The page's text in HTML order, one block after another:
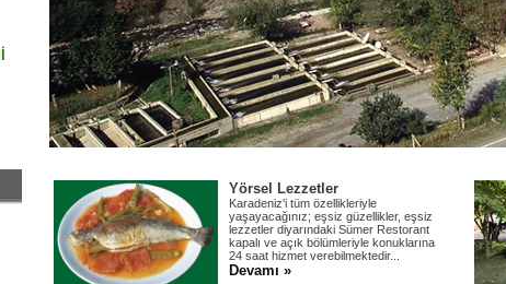
Yörsel Lezzetler
Karadeniz'i tüm özellikleriyle
yaşayacağınız; eşsiz güzellikler, eşsiz
lezzetler diyarındaki Sümer Restorant
kapalı ve açık bölümleriyle konuklarına
24 saat hizmet verebilmektedir...
Devamı »